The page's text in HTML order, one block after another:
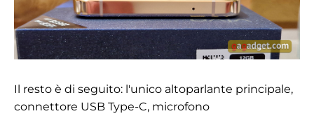
Il resto è di seguito: l'unico altoparlante principale,
connettore USB Type-C, microfono